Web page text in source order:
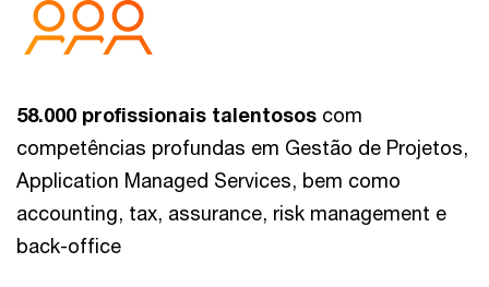
58.000 profissionais talentosos com
competências profundas em Gestão de Projetos,
Application Managed Services, bem como
accounting, tax, assurance, risk management e
back-office